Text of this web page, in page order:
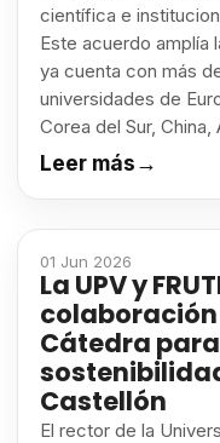
científica e
Este acuerdo amplía
ya cuenta con más
universidades de
Corea del Sur,
Leer más→
01 Jun 2026
La UPV y
Cátedra
Castellón
El rector de la